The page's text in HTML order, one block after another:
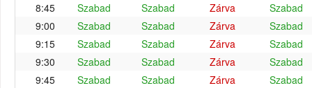
8:45
Szabad Szabad Zárva
Szabad
9:00
Szabad Szabad Zárva
Szabad
9:15
Szabad Szabad Zárva
Szabad
9:30
Szabad Szabad Zárva
Szabad
9:45
Szabad Szabad Zárva
Szabad